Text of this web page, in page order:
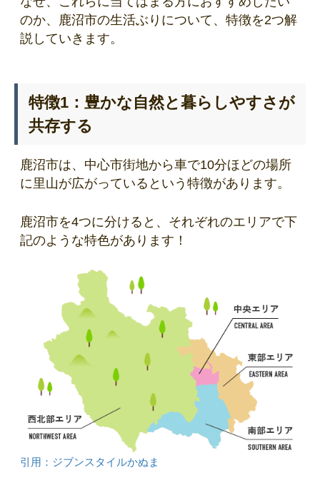
のか、鹿沼市の生活ぶりについて、特徴を2つ解
説していきます。
特徴1：豊かな自然と暮らしやすさが
共存する
鹿沼市は、中心市街地から車で10分ほどの場所
に里山が広がっているという特徴があります。
鹿沼市を4つに分けると、それぞれのエリアで下
記のような特色があります！
引用：ジブンスタイルかぬま